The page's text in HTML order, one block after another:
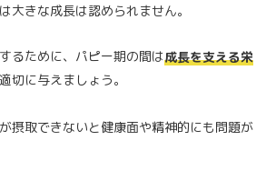
大きな成長は認められません。
るために、パピー期の間は成長を支える栄
切に与えましょう。
摂取できないと健康面や精神的にも問題が